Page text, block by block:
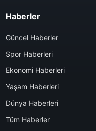
Haberler
Güncel Haberler
Spor Haberleri
Ekonomi Haberleri
Yaşam Haberleri
Dünya Haberleri
Tüm Haberler